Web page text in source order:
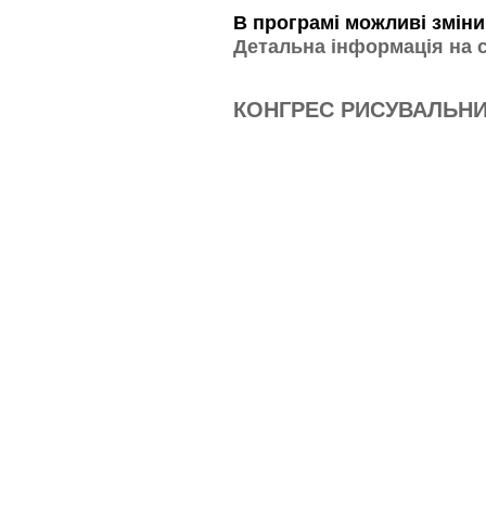
В програмі можливі
Детальна інформація на
КОНГРЕС